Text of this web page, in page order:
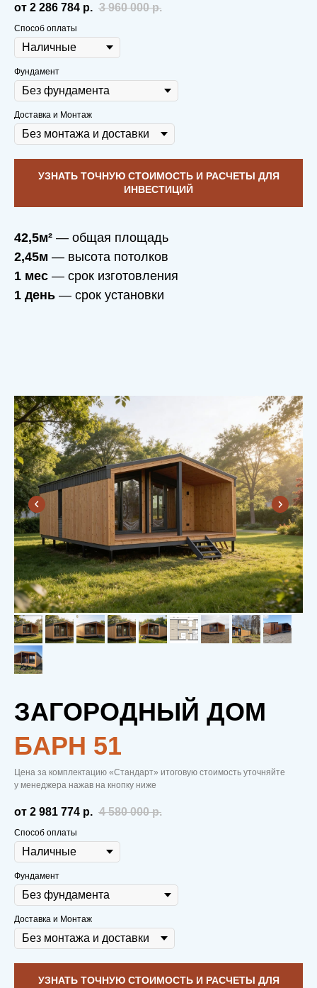
от 2 286 784 р. 3 960 000 р.
Способ оплаты
Фундамент
Доставка и Монтаж
УЗНАТЬ ТОЧНУЮ СТОИМОСТЬ И РАСЧЕТЫ ДЛЯ
ИНВЕСТИЦИЙ
42,5м² — общая площадь
2,45м — высота потолков
1 мес — срок изготовления
1 день — срок установки
ЗАГОРОДНЫЙ ДОМ
БAРН 51
Цена за комплектацию «Стандарт» итоговую стоимость уточняйте
у менеджера нажав на кнопку ниже
от 2 981 774 р. 4 580 000 р.
Способ оплаты
Фундамент
Доставка и Монтаж
УЗНАТЬ ТОЧНУЮ СТОИМОСТЬ И РАСЧЕТЫ ДЛЯ
С НАМИ ТЕПЛО.
В ОТНОШЕНИЯХ.
И В ДОМЕ.
Вам не нужно копить деньги на первую
выплату.Строительство начинаем
сразу после внесения брони в виде 50
тыс. рублей, чтобы заложить надежный
фундамент еще до постройки дома